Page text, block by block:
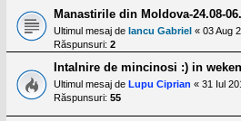
Manastirile din Moldova-24.08-
Ultimul mesaj de Iancu Gabriel « 03 Aug
Răspunsuri: 2
Intalnire de mincinosi :) in
Ultimul mesaj de Lupu Ciprian « 31 Iul
Răspunsuri: 55